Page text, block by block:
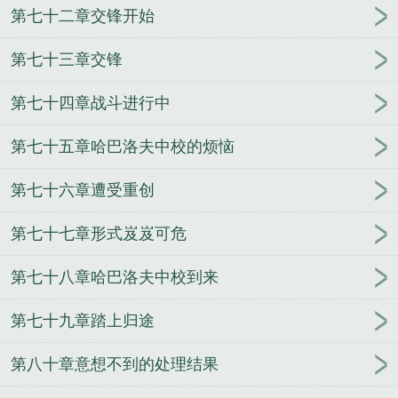
第七十二章交锋开始
第七十三章交锋
第七十四章战斗进行中
第七十五章哈巴洛夫中校的烦恼
第七十六章遭受重创
第七十七章形式岌岌可危
第七十八章哈巴洛夫中校到来
第七十九章踏上归途
第八十章意想不到的处理结果